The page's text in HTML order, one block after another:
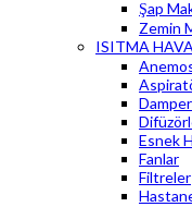
Şap
Zemin
ISITMA
Esnek
Fanlar
Filtreler